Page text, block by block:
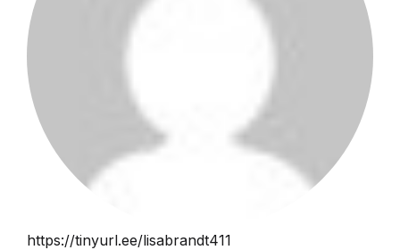
https://tinyurl.ee/lisabrandt411